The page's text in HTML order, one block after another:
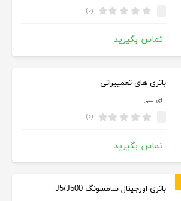
- (۰)
تماس بگیرید
باتری های تعمییراتی
ای سی
- (۰)
تماس بگیرید
باتری اورجینال سامسونگ J5/J500